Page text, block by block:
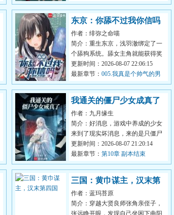
东京：你舔不过我你信吗
作者：绯弥之命喵
简介：重生东京，浅羽澈绑定了一
个舔狗系统。舔女主角就能获得奖
励，让女主角感到开心就能变
强。“让女孩...
更新时间：2026-08-07 22:06:15
最新章节： 005.我真是个帅气的男
人
我通关的僵尸少女成真了
作者：九月缘生
简介：好消息，游戏中养成的少女
来到了现实坏消息，来的是只僵尸
好消息，这只僵尸不咬人，很听话
坏消息，...
更新时间：2026-08-07 21:20:14
最新章节： 第10章 副本结束
三国：黄巾谋主，汉末第
四国
作者：蓝玛苔原
简介：穿越大贤良师张角亲侄子，
张远睁开眼，发现自己坐困下曲阳